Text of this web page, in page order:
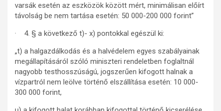
varsák esetén az eszközök között mért, minimálisan előírt
távolság be nem tartása esetén: 50 000-200 000 forint”
· 4. § a következő t)- x) pontokkal egészül ki:
„t) a halgazdálkodás és a halvédelem egyes szabályainak
megállapításáról szóló miniszteri rendeletben foglaltnál
nagyobb testhosszúságú, jogszerűen kifogott halnak a
vízpartról nem leölve történő elszállítása esetén: 10 000-
300 000 forint,